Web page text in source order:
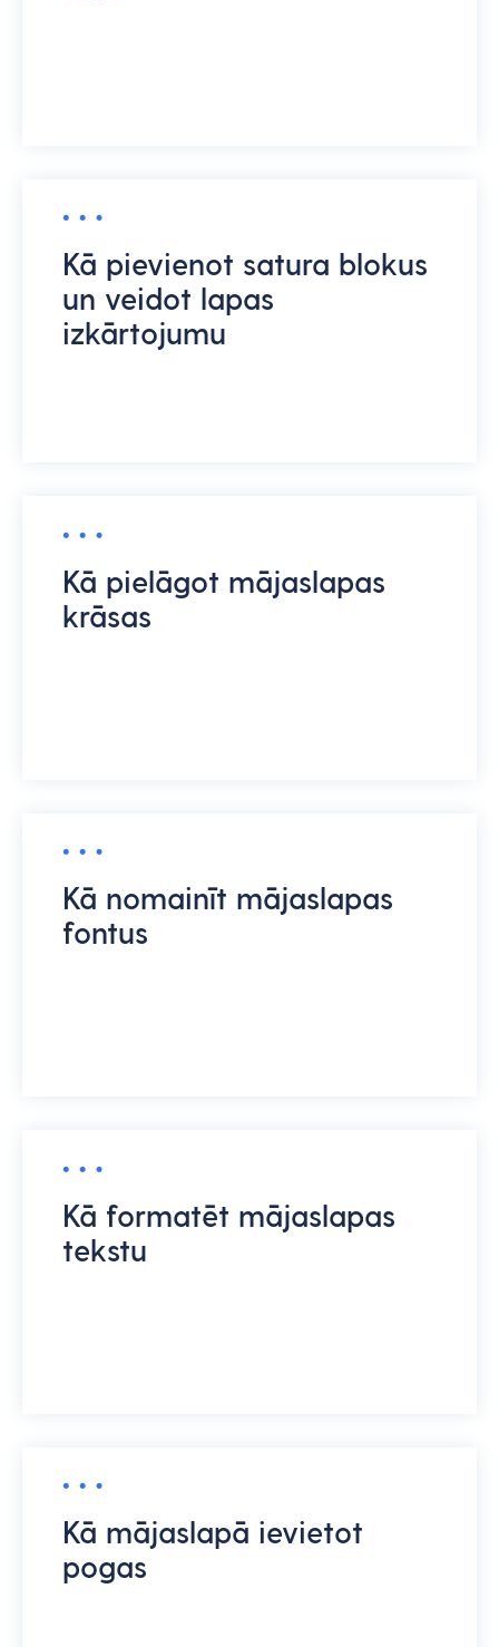
Kā pievienot satura blokus
un veidot lapas
izkārtojumu
Kā pielāgot mājaslapas
krāsas
Kā nomainīt mājaslapas
fontus
Kā formatēt mājaslapas
tekstu
Kā mājaslapā ievietot
pogas